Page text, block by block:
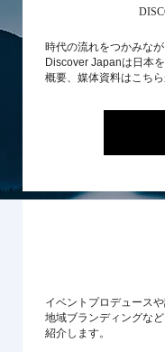
時代の流れをつかみな
Discover Japanは日本
概要、媒体資料はこち
イベントプロデュース
地域ブランディングな
紹介します。